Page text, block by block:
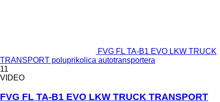
FVG FL TA-B1 EVO LKW TRUCK
TRANSPORT poluprikolica autotransportera
11
VIDEO
FVG FL TA-B1 EVO LKW TRUCK TRANSPORT